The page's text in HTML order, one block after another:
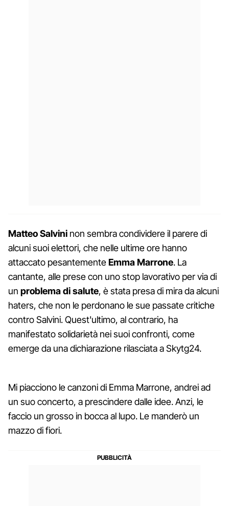
Matteo Salvini non sembra condividere il parere di
alcuni suoi elettori, che nelle ultime ore hanno
attaccato pesantementeEmma Marrone. La
cantante, alle prese con uno stop lavorativo per via di
un problema di salute, è stata presa di mira da alcuni
haters, che non le perdonano le sue passate critiche
contro Salvini. Quest'ultimo, al contrario, ha
manifestato solidarietà nei suoi confronti, come
emerge da una dichiarazione rilasciata a Skytg24.
Mi piacciono le canzoni di Emma Marrone, andrei ad
un suo concerto, a prescindere dalle idee. Anzi, le
faccio un grosso in bocca al lupo. Le manderò un
mazzo di fiori.